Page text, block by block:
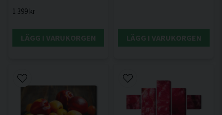
1 399 kr
LÄGG I VARUKORGEN LÄGG I VARUKORGEN